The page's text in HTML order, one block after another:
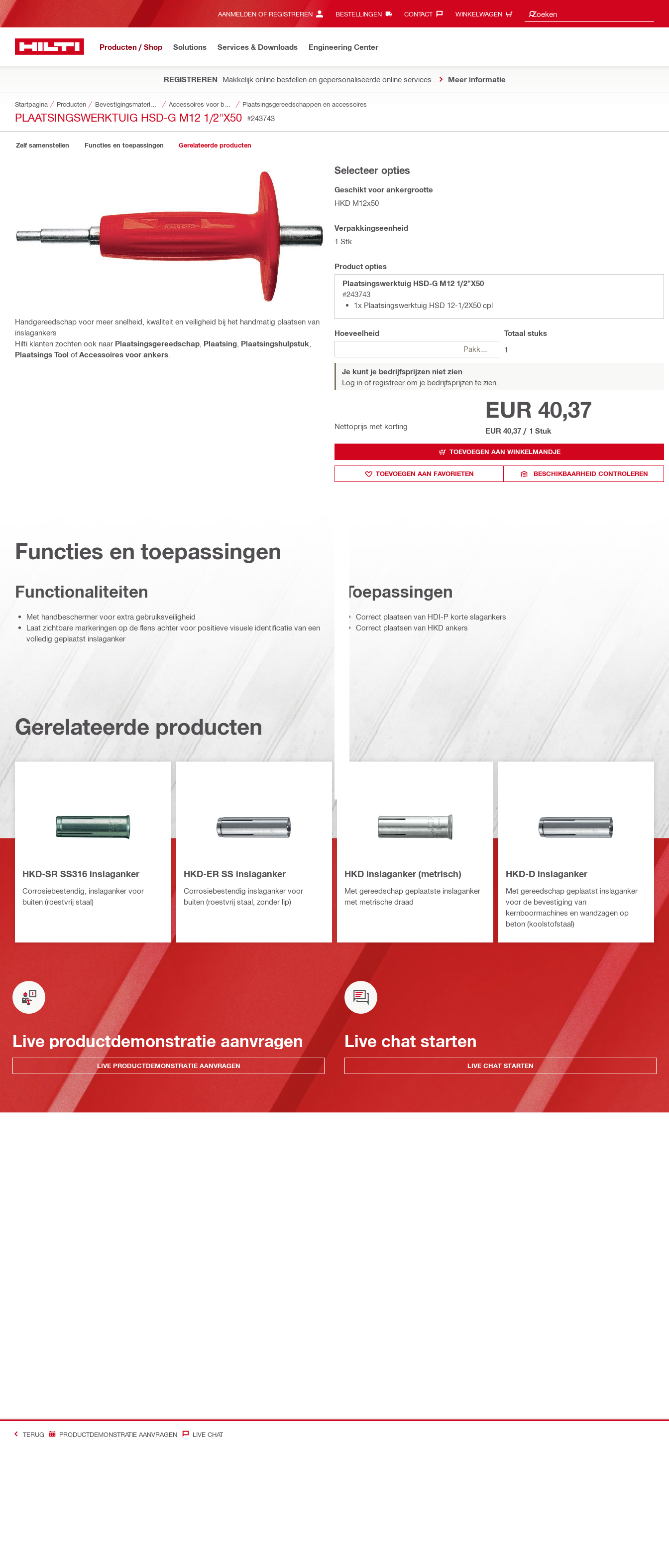
AANMELDEN OF REGISTREREN BESTELLINGEN CONTACT‎ WINKELWAGEN Zoeken
Zoeksuggesties
Producten / Shop Solutions Services & Downloads Engineering Center
REGISTREREN Makkelijk online bestellen en gepersonaliseerde online services Meer informatie
Startpagina Producten Plaatsingsgereedschappen en accessoires
PLAATSINGSWERKTUIG HSD-G M12 1/2"X50 #243743
Zelf samenstellen Functies en toepassingen Gerelateerde producten
Handgereedschap voor meer snelheid, kwaliteit en veiligheid bij het handmatig plaatsen van
inslagankers
Hilti klanten zochten ook naar Plaatsingsgereedschap Plaatsing Plaatsingshulpstuk
Plaatsings Tool ofAccessoires voor ankers
Selecteer opties
Geschikt voor ankergrootte
HKD M12x50
Verpakkingseenheid
1 Stk
Product opties
Plaatsingswerktuig HSD-G M12 1/2"X50
#243743
1x Plaatsingswerktuig HSD 12-1/2X50 cpl
Hoeveelheid
Pakketten
Totaal stuks
1
Je kunt je bedrijfsprijzen niet zien
Log in of registreer om je bedrijfsprijzen te zien.
Nettoprijs met korting
EUR 40,37
EUR 40,37 / 1 Stuk
TOEVOEGEN AAN WINKELMANDJE
TOEVOEGEN AAN FAVORIETEN BESCHIKBAARHEID CONTROLEREN
Functies en toepassingen
Functionaliteiten
Met handbeschermer voor extra gebruiksveiligheid
Laat zichtbare markeringen op de flens achter voor positieve visuele identificatie van een
volledig geplaatst inslaganker
Toepassingen
Correct plaatsen van HDI-P korte slagankers
Correct plaatsen van HKD ankers
Gerelateerde producten
HKD-SR SS316 inslaganker
Corrosiebestendig, inslaganker voor
buiten (roestvrij staal)
HKD-ER SS inslaganker
Corrosiebestendig inslaganker voor
buiten (roestvrij staal, zonder lip)
HKD inslaganker (metrisch)
Met gereedschap geplaatste inslaganker
met metrische draad
HKD-D inslaganker
Met gereedschap geplaatst inslaganker
voor de bevestiging van
kernboormachines en wandzagen op
beton (koolstofstaal)
Live productdemonstratie aanvragen
LIVE PRODUCTDEMONSTRATIE AANVRAGEN
Live chat starten
LIVE CHAT STARTEN
TERUG PRODUCTDEMONSTRATIE AANVRAGEN LIVE CHAT